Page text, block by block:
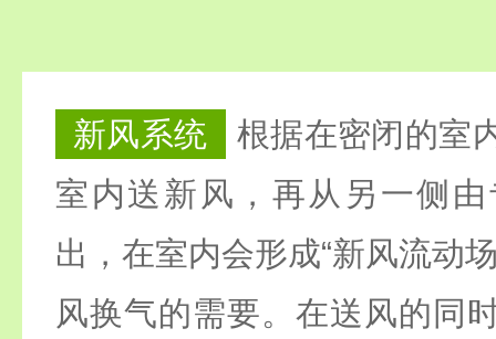
新风系统
根据在密闭的室
室内送新风，再从另一侧
出，在室内会形成“新风流动
风换气的需要。在送风的同